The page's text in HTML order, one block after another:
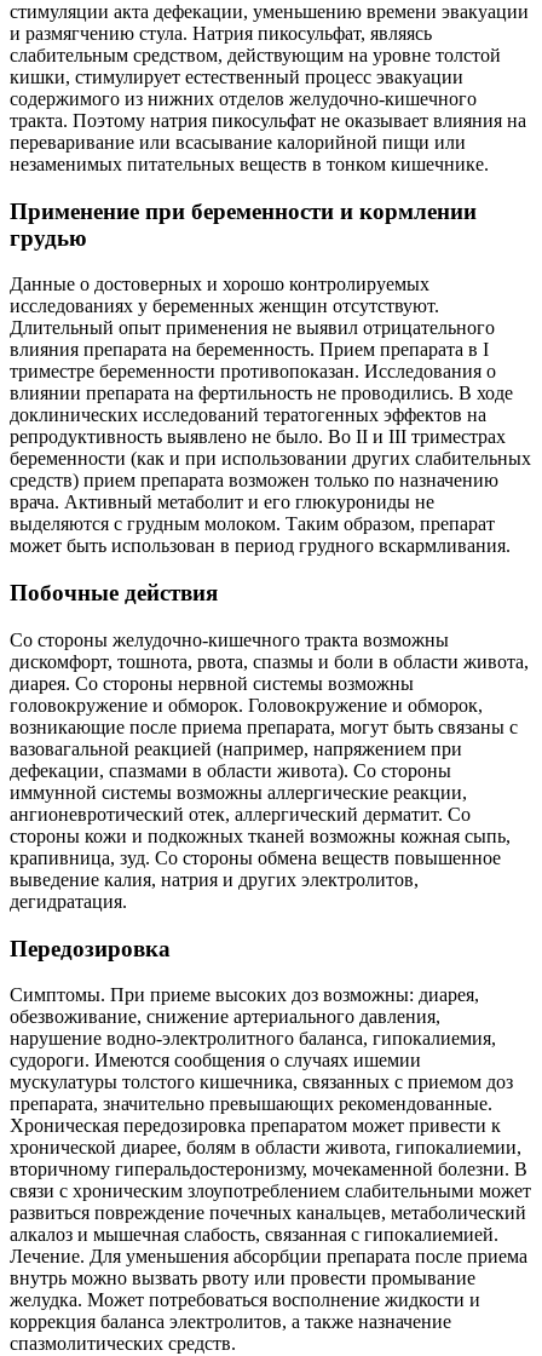
стимуляции акта дефекации, уменьшению времени эвакуации
и размягчению стула. Натрия пикосульфат, являясь
слабительным средством, действующим на уровне толстой
кишки, стимулирует естественный процесс эвакуации
содержимого из нижних отделов желудочно-кишечного
тракта. Поэтому натрия пикосульфат не оказывает влияния на
переваривание или всасывание калорийной пищи или
незаменимых питательных веществ в тонком кишечнике.
Применение при беременности и кормлении
грудью
Данные о достоверных и хорошо контролируемых
исследованиях у беременных женщин отсутствуют.
Длительный опыт применения не выявил отрицательного
влияния препарата на беременность. Прием препарата в I
триместре беременности противопоказан. Исследования о
влиянии препарата на фертильность не проводились. В ходе
доклинических исследований тератогенных эффектов на
репродуктивность выявлено не было. Во II и III триместрах
беременности (как и при использовании других слабительных
средств) прием препарата возможен только по назначению
врача. Активный метаболит и его глюкурониды не
выделяются с грудным молоком. Таким образом, препарат
может быть использован в период грудного вскармливания.
Побочные действия
Со стороны желудочно-кишечного тракта возможны
дискомфорт, тошнота, рвота, спазмы и боли в области живота,
диарея. Со стороны нервной системы возможны
головокружение и обморок. Головокружение и обморок,
возникающие после приема препарата, могут быть связаны с
вазовагальной реакцией (например, напряжением при
дефекации, спазмами в области живота). Со стороны
иммунной системы возможны аллергические реакции,
ангионевротический отек, аллергический дерматит. Со
стороны кожи и подкожных тканей возможны кожная сыпь,
крапивница, зуд. Со стороны обмена веществ повышенное
выведение калия, натрия и других электролитов,
дегидратация.
Передозировка
Симптомы. При приеме высоких доз возможны: диарея,
обезвоживание, снижение артериального давления,
нарушение водно-электролитного баланса, гипокалиемия,
судороги. Имеются сообщения о случаях ишемии
мускулатуры толстого кишечника, связанных с приемом доз
препарата, значительно превышающих рекомендованные.
Хроническая передозировка препаратом может привести к
хронической диарее, болям в области живота, гипокалиемии,
вторичному гиперальдостеронизму, мочекаменной болезни. В
связи с хроническим злоупотреблением слабительными может
развиться повреждение почечных канальцев, метаболический
алкалоз и мышечная слабость, связанная с гипокалиемией.
Лечение. Для уменьшения абсорбции препарата после приема
внутрь можно вызвать рвоту или провести промывание
желудка. Может потребоваться восполнение жидкости и
коррекция баланса электролитов, а также назначение
спазмолитических средств.